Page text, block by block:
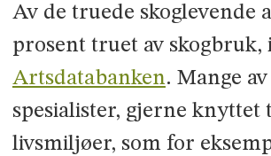
Av de truede skoglevende
prosent truet av skogbruk,
Artsdatabanken. Mange
spesialister, gjerne knyttet
livsmiljøer, som for